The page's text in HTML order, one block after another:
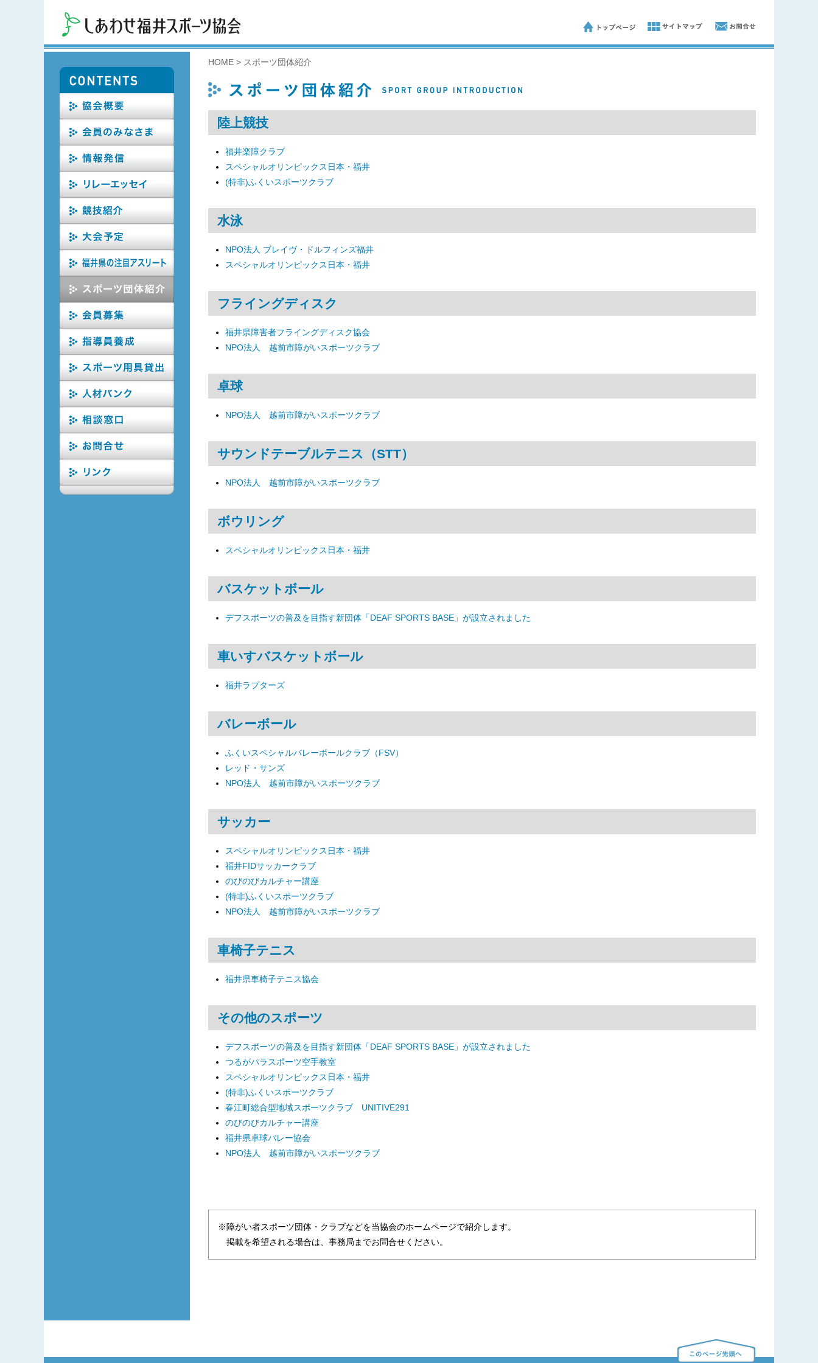
HOME > スポーツ団体紹介
陸上競技
福井楽障クラブ
スペシャルオリンピックス日本・福井
(特非)ふくいスポーツクラブ
水泳
NPO法人 ブレイヴ・ドルフィンズ福井
スペシャルオリンピックス日本・福井
フライングディスク
福井県障害者フライングディスク協会
NPO法人 越前市障がいスポーツクラブ
卓球
NPO法人 越前市障がいスポーツクラブ
サウンドテーブルテニス（STT）
NPO法人 越前市障がいスポーツクラブ
ボウリング
スペシャルオリンピックス日本・福井
バスケットボール
デフスポーツの普及を目指す新団体「DEAF SPORTS BASE」が設立されました
車いすバスケットボール
福井ラプターズ
バレーボール
ふくいスペシャルバレーボールクラブ（FSV）
レッド・サンズ
NPO法人 越前市障がいスポーツクラブ
サッカー
スペシャルオリンピックス日本・福井
福井FIDサッカークラブ
のびのびカルチャー講座
(特非)ふくいスポーツクラブ
NPO法人 越前市障がいスポーツクラブ
車椅子テニス
福井県車椅子テニス協会
その他のスポーツ
デフスポーツの普及を目指す新団体「DEAF SPORTS BASE」が設立されました
つるがパラスポーツ空手教室
スペシャルオリンピックス日本・福井
(特非)ふくいスポーツクラブ
春江町総合型地域スポーツクラブ UNITIVE291
のびのびカルチャー講座
福井県卓球バレー協会
NPO法人 越前市障がいスポーツクラブ
※障がい者スポーツ団体・クラブなどを当協会のホームページで紹介します。
掲載を希望される場合は、事務局までお問合せください。